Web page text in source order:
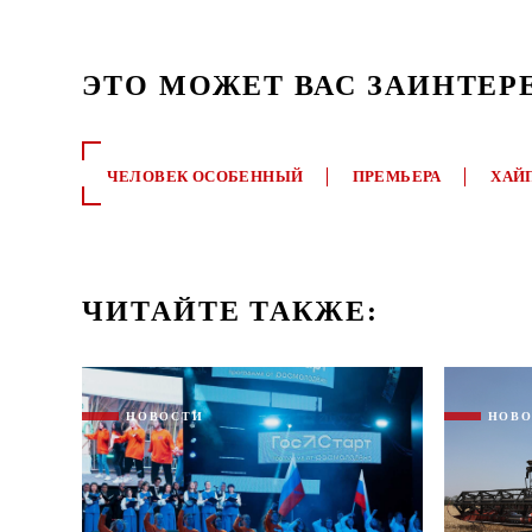
ЭТО МОЖЕТ ВАС
ЧЕЛОВЕК ОСОБЕННЫЙ ПРЕМЬЕРА
ЧИТАЙТЕ ТАКЖЕ:
НОВОСТИ